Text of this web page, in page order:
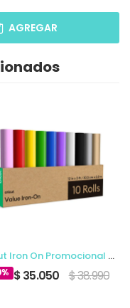
AGREGAR
Cricut Iron On Promocional Multicolor 12 x 3 Ft (10)
$ 35.050 $ 38.990